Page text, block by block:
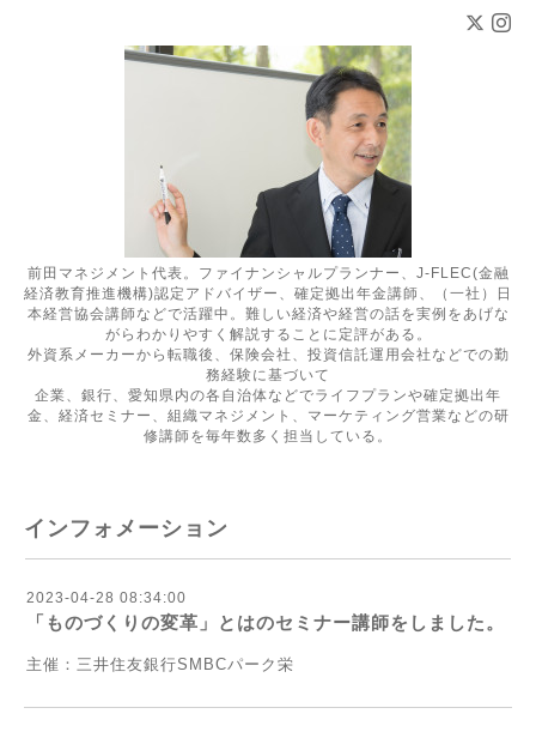
前田マネジメント代表。ファイナンシャルプランナー、J-FLEC(金融
経済教育推進機構)認定アドバイザー、確定拠出年金講師、（一社）日
本経営協会講師などで活躍中。難しい経済や経営の話を実例をあげな
がらわかりやすく解説することに定評がある。
外資系メーカーから転職後、保険会社、投資信託運用会社などでの勤
務経験に基づいて
企業、銀行、愛知県内の各自治体などでライフプランや確定拠出年
金、経済セミナー、組織マネジメント、マーケティング営業などの研
修講師を毎年数多く担当している。
インフォメーション
2023-04-28 08:34:00
「ものづくりの変革」とはのセミナー講師をしました。
主催：三井住友銀行SMBCパーク栄